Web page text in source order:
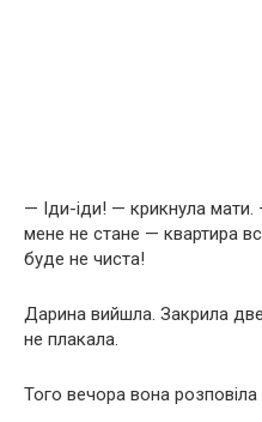
— Іди-іди! — крикнула мати.
мене не стане — квартира
буде не чиста!
Дарина вийшла. Закрила
не плакала.
Того вечора вона розповіла